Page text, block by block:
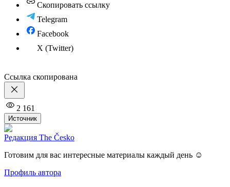
Скопировать ссылку
Telegram
Facebook
X (Twitter)
Ссылка скопирована
2 161
Источник
Редакция The Česko
Готовим для вас интересные материалы каждый день ☺️
Профиль автора